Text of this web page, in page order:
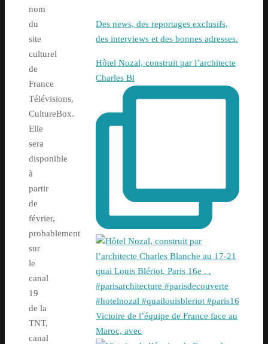
nom
du
site
culturel
de
France
Télévisions,
CultureBox.
Elle
sera
disponible
à
partir
de
février,
probablement
sur
le
canal
19
de la
TNT,
canal
Des news, des reportages exclusifs,
des interviews et des bonnes adresses.
Hôtel Nozal, construit par l’architecte
Charles Bl
Victoire de l’équipe de France face au
Maroc, avec